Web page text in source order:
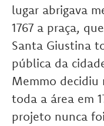
lugar abrigava
1767 a praça,
Santa Giustina
pública da
Memmo decidiu
toda a área em
projeto nunca